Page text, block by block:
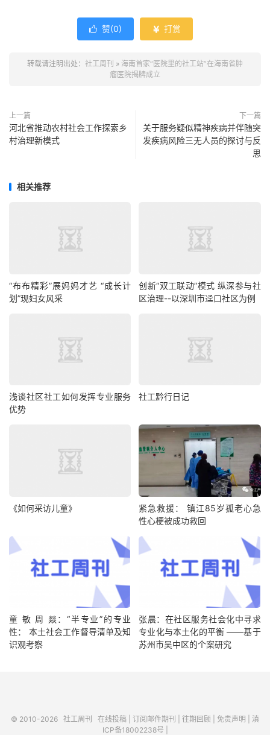
 赞(0)  打赏
转载请注明出处： 社工周刊 » 海南首家“医院里的社工站”在海南省肿
瘤医院揭牌成立
上一篇
河北省推动农村社会工作探索乡
村治理新模式
下一篇
关于服务疑似精神疾病并伴随突
发疾病风险三无人员的探讨与反
思
相关推荐
“布布精彩”展妈妈才艺 “成长计
划”现妇女风采
创新“双工联动”模式 纵深参与社
区治理--以深圳市迳口社区为例
浅谈社区社工如何发挥专业服务
优势
社工黔行日记
《如何采访儿童》
紧急救援： 镇江85岁孤老心急
性心梗被成功救回
童 敏 周 燚：“半专业”的专业
性： 本土社会工作督导清单及知
识观考察
张晨：在社区服务社会化中寻求
专业化与本土化的平衡 ——基于
苏州市吴中区的个案研究
© 2010-2026 社工周刊 在线投稿 订阅邮件期刊 往期回顾 免责声明
滇
ICP备18002238号